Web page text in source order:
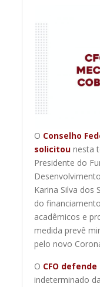
O Conselho
solicitou nesta
Presidente do
Karina Silva dos
do
acadêmicos e
medida prevê
pelo novo
O CFO
indeterminado